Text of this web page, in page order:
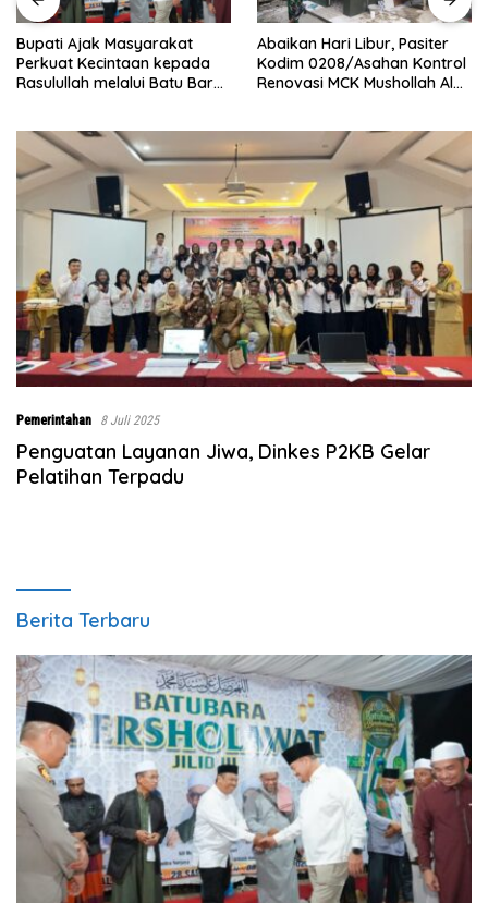
Abaikan Hari Libur, Pasiter
Kodim 0208/Asahan Kontrol
Renovasi MCK Mushollah Al
‎Baru Grand Opening,
Bingchun Tanjung Morawa
Langsung Punya 5 Franchise
Pemerintahan 8 Juli 2025
Penguatan Layanan Jiwa, Dinkes P2KB Gelar
Pelatihan Terpadu
Berita Terbaru